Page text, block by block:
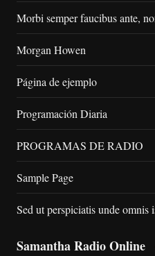
Morbi semper faucibus ante,
Morgan Howen
Página de ejemplo
Programación Diaria
PROGRAMAS DE RADIO
Sample Page
Sed ut perspiciatis unde omnis
Samantha Radio Online